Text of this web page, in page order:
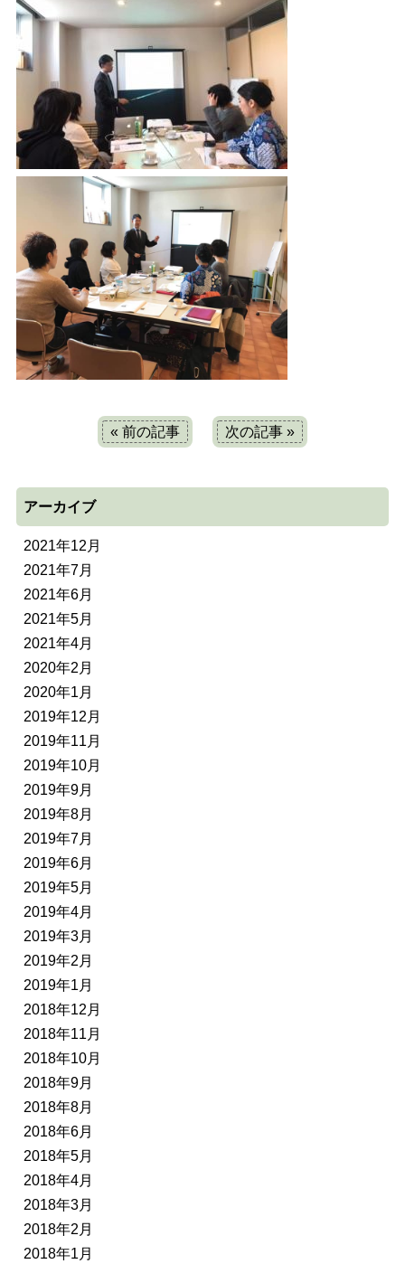
« 前の記事 次の記事 »
アーカイブ
2021年12月
2021年7月
2021年6月
2021年5月
2021年4月
2020年2月
2020年1月
2019年12月
2019年11月
2019年10月
2019年9月
2019年8月
2019年7月
2019年6月
2019年5月
2019年4月
2019年3月
2019年2月
2019年1月
2018年12月
2018年11月
2018年10月
2018年9月
2018年8月
2018年6月
2018年5月
2018年4月
2018年3月
2018年2月
2018年1月